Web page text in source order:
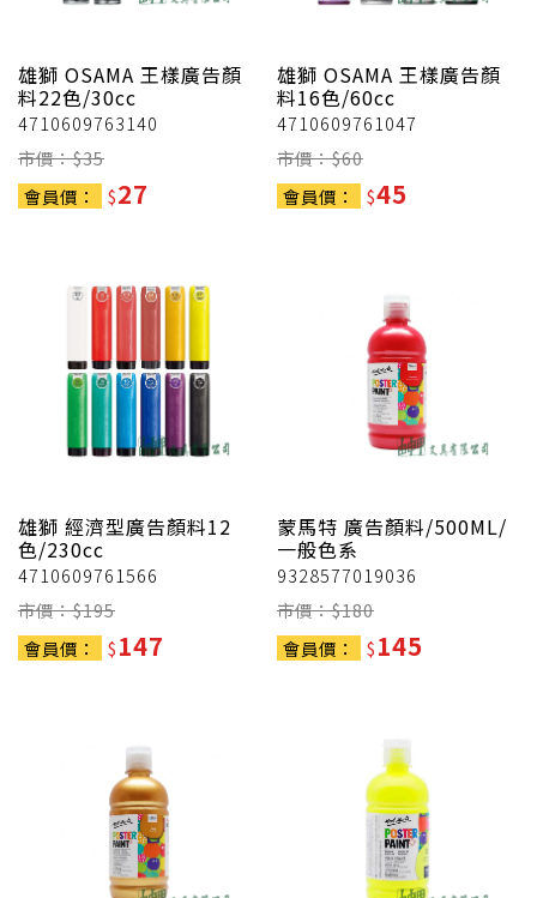
雄獅 OSAMA 王樣廣告顏
料22色/30cc
4710609763140
市價：$35
會員價：
$27
雄獅 OSAMA 王樣廣告顏
料16色/60cc
4710609761047
市價：$60
會員價：
$45
雄獅 經濟型廣告顏料12
色/230cc
4710609761566
市價：$195
會員價：
$147
蒙馬特 廣告顏料/500ML/
一般色系
9328577019036
市價：$180
會員價：
$145